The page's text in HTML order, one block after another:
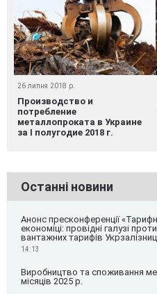
26 липня 2018 р.
Производство и
потребление
металлопроката в Украине
за I полугодие 2018 г.
Останні новини
Анонс пресконференції
економіці: провідні галузі
вантажних тарифів
14:13
Виробництво та споживання
місяців 2025 р.